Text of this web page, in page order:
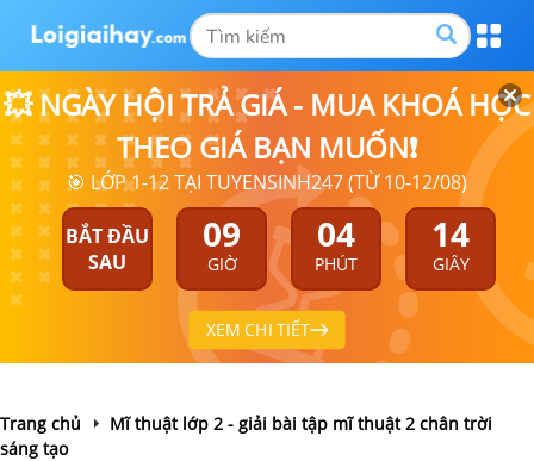
💥 NGÀY HỘI TRẢ GIÁ - MUA KHOÁ HỌC
THEO GIÁ BẠN MUỐN❗
🎯 LỚP 1-12 TẠI TUYENSINH247 (TỪ 10-12/08)
BẮT ĐẦU
SAU
09
GIỜ
04
PHÚT
14
GIÂY
XEM CHI TIẾT
Trang chủ
Mĩ thuật lớp 2 - giải bài tập mĩ thuật 2 chân trời
sáng tạo